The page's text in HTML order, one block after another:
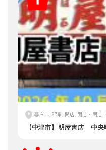
暮らし, 記事, 閉店, 開店・閉店
【中津市】明屋書店 中